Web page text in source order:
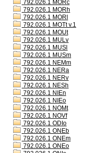
792.026.1 MORc
792.026.1 MORh
792.026.1 MORl
792.026.1 MOTt v.1
792.026.1 MOUt
792.026.1 MULv
792.026.1 MUSl
792.026.1 MUSm
792.026.1 NEMm
792.026.1 NERa
792.026.1 NERv
792.026.1 NESh
792.026.1 NIEn
792.026.1 NIEo
792.026.1 NOMt
792.026.1 NOVf
792.026.1 ODIo
792.026.1 ONEb
792.026.1 ONEm
792.026.1 ONEo